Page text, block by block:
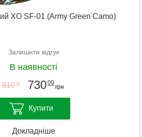
XO SF-01 (Army Green Camo)
Залишити відгук
В наявності
810 00 73000
грн
Купити
Докладніше